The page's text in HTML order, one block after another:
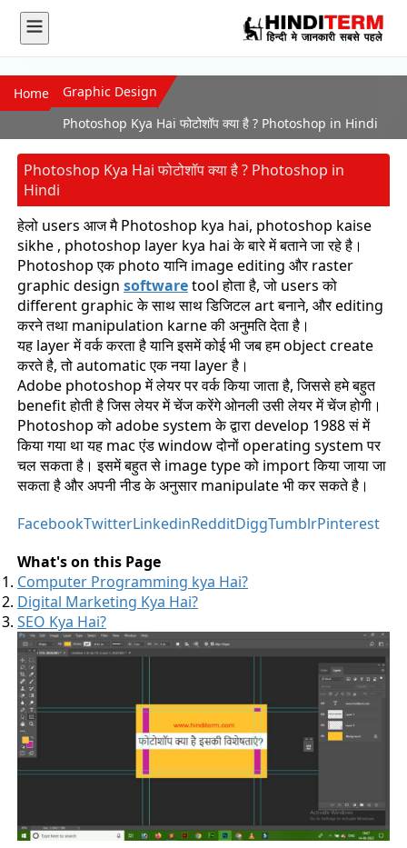
Home
Graphic Design
Photoshop Kya Hai फोटोशॉप क्या है ? Photoshop in Hindi
Photoshop Kya Hai फोटोशॉप क्या है ? Photoshop in
Hindi
हेलो users आज मै Photoshop kya hai, photoshop kaise
sikhe , photoshop layer kya hai के बारे में बताने जा रहे है।
Photoshop एक photo यानि image editing और raster
graphic design softwaretool होता है, जो users को
different graphic के साथ साथ डिजिटल art बनाने, और editing
करने तथा manipulation karne की अनुमति देता है।
यह layer में वर्क करता है यानि इसमें कोई भी जब हम object create
करते है, तो automatic एक नया layer है।
Adobe photoshop में लेयर पर वर्क किया जाता है, जिससे हमे बहुत
benefit होती है जिस लेयर में चेंज करेंगे ओनली उसी लेयर में चेंज होगी।
Photoshop को adobe system के द्वारा develop 1988 सं में
किया गया था यह mac एंड window दोनों operating system पर
चल सकता है। इसमें बहुत से image type को import किया जाया जा
सकता है और अपनी नीड के अनुसार manipulate भी कर सकते है।
FacebookTwitterLinkedinRedditDiggTumblrPinterest
What's on this Page
Computer Programming kya Hai?
Digital Marketing Kya Hai?
SEO Kya Hai?